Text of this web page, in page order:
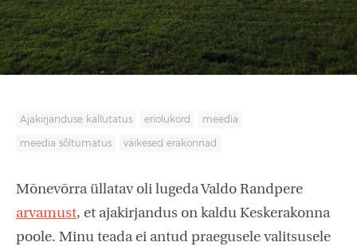
Ajakirjanduse kallutatus eriolukord meedia
meedia sõltumatus väikesed erakonnad
Mõnevõrra üllatav oli lugeda Valdo Randpere
arvamust, et ajakirjandus on kaldu Keskerakonna
poole. Minu teada ei antud praegusele valitsusele